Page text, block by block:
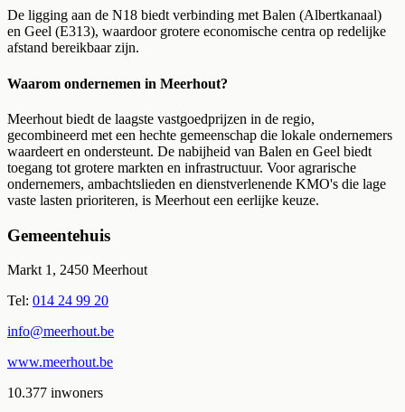
De ligging aan de N18 biedt verbinding met Balen (Albertkanaal)
en Geel (E313), waardoor grotere economische centra op redelijke
afstand bereikbaar zijn.
Waarom ondernemen in Meerhout?
Meerhout biedt de laagste vastgoedprijzen in de regio,
gecombineerd met een hechte gemeenschap die lokale ondernemers
waardeert en ondersteunt. De nabijheid van Balen en Geel biedt
toegang tot grotere markten en infrastructuur. Voor agrarische
ondernemers, ambachtslieden en dienstverlenende KMO's die lage
vaste lasten prioriteren, is Meerhout een eerlijke keuze.
Gemeentehuis
Markt 1, 2450 Meerhout
Tel: 014 24 99 20
info@meerhout.be
www.meerhout.be
10.377 inwoners